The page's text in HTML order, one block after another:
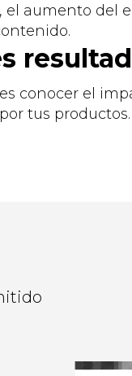
el aumento del
conocer el
tus productos.